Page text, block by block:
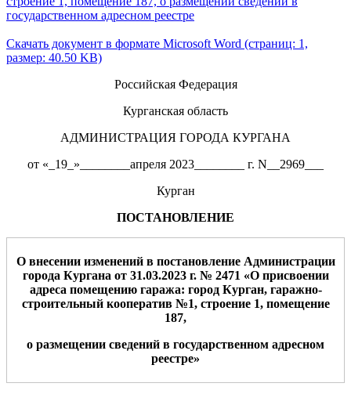
государственном адресном реестре
Скачать документ в формате Microsoft Word (страниц: 1,
размер: 40.50 KB)
Российская Федерация
Курганская область
АДМИНИСТРАЦИЯ ГОРОДА КУРГАНА
от «_19_»________апреля 2023________ г. N__2969___
Курган
ПОСТАНОВЛЕНИЕ
О внесении изменений в постановление Администрации
города Кургана от 31.03.2023 г. № 2471 «О присвоении
адреса помещению гаража: город Курган, гаражно-
строительный кооператив №1, строение 1, помещение
187,
о размещении сведений в государственном адресном
реестре»